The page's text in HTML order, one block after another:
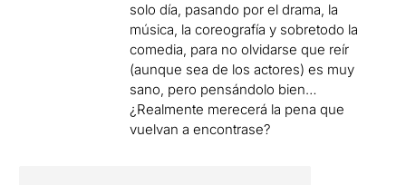
solo día, pasando por el drama, la
música, la coreografía y sobretodo la
comedia, para no olvidarse que reír
(aunque sea de los actores) es muy
sano, pero pensándolo bien…
¿Realmente merecerá la pena que
vuelvan a encontrase?